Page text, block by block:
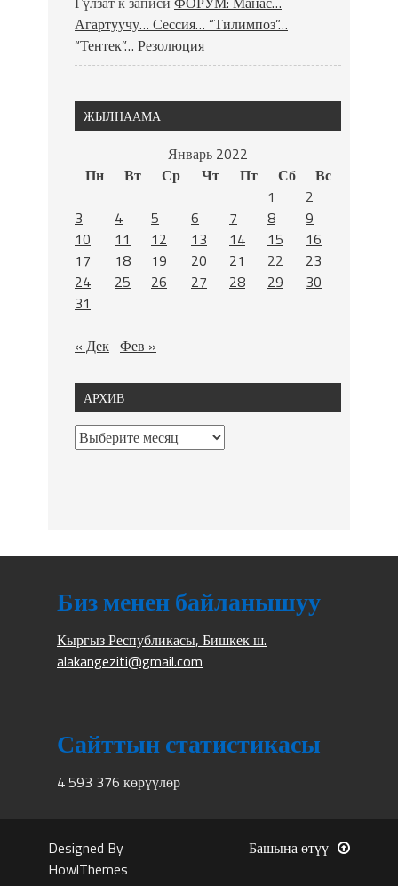
Агартуучу… Сессия… “Тилимпоз”…
“Тентек”… Резолюция
ЖЫЛНААМА
Январь 2022
Пн
Вт Ср Чт Пт Сб
Вс
1
2
3
4 5 6 7 8
9
10
11 12 13 14 15
16
17
18 19 20 21 22
23
24
25 26 27 28 29
30
31
« Дек Фев »
АРХИВ
Биз менен байланышуу
Кыргыз Республикасы, Бишкек ш.
alakangeziti@gmail.com
Сайттын статистикасы
4 593 376 көрүүлөр
Designed By
HowlThemes
Башына өтүү